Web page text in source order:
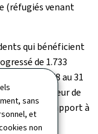
sans
et
non
(réfugiés venant
qui bénéficient
de 1.733
à 10.248 au 31
en faveur de
6.2% par rapport à